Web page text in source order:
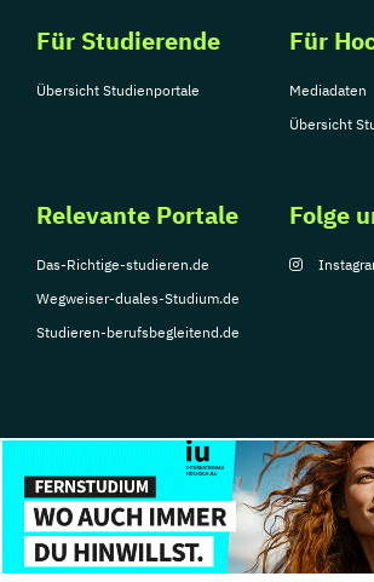
Für Studierende
Übersicht Studienportale
Für
Mediadaten
Übersicht
Relevante Portale
Das-Richtige-studieren.de
Wegweiser-duales-Studium.de
Studieren-berufsbegleitend.de
Folge
© Copyright 2026, TarGroup Media GmbH
Impressum
Datenschutzerklärung